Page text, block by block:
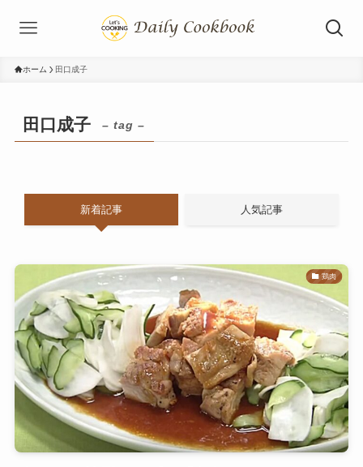
ホーム 田口成子
田口成子 – tag –
新着記事 人気記事
鶏肉